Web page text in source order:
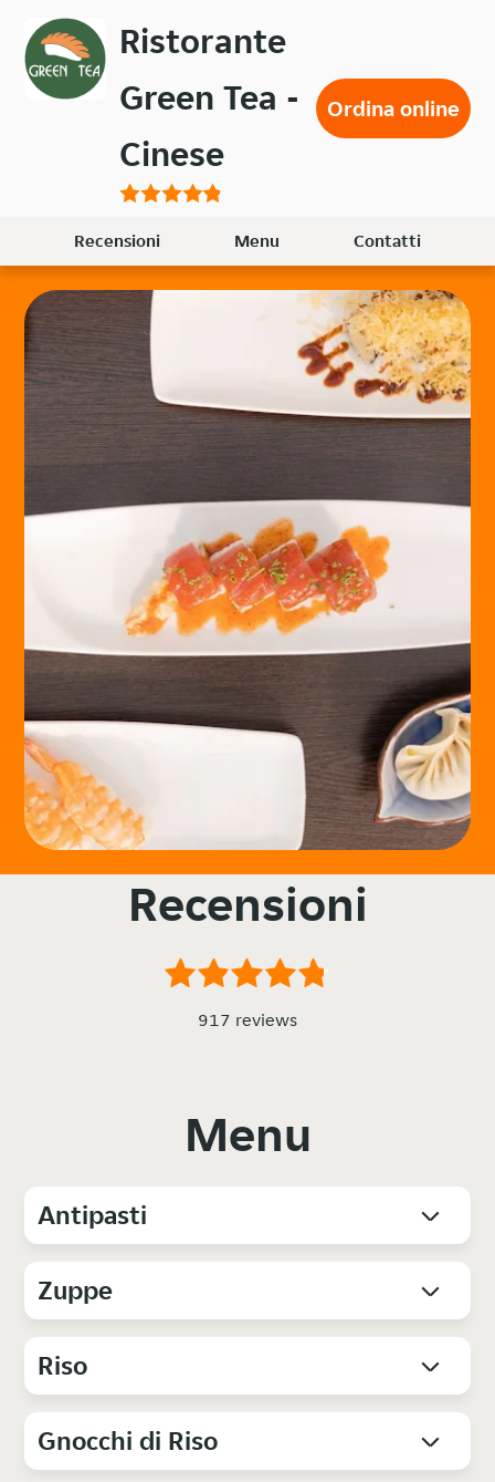
contenuto
principale
Ristorante
Green Tea -
Cinese
Ordina online
Recensioni Menu Contatti
Recensioni
917 reviews
Menu
Antipasti
Zuppe
Riso
Gnocchi di Riso